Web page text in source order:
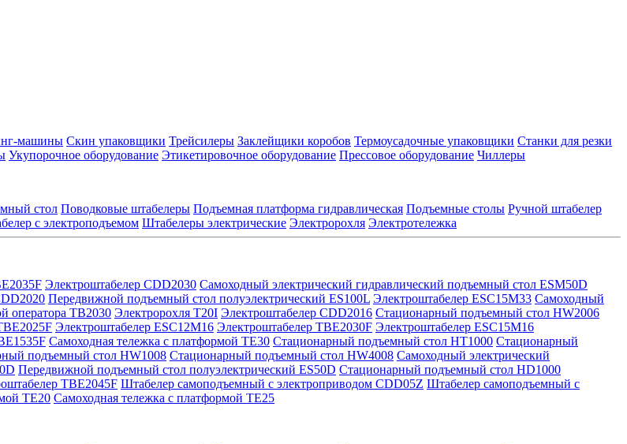
машины Скин упаковщики Трейсилеры Заклейщики коробов Термоусадочные упаковщики Станки для резки
Укупорочное оборудование Этикетировочное оборудование Прессовое оборудование Чиллеры
стол Поводковые штабелеры Подъемная платформа гидравлическая Подъемные столы Ручной штабелер
с электроподъемом Штабелеры электрические Электророхля Электротележка
Электроштабелер CDD2030 Самоходный электрический гидравлический подъемный стол ESM50D
Передвижной подъемный стол полуэлектрический ES100L Электроштабелер ESC15M33 Самоходный
оператора TB2030 Электророхля T20I Электроштабелер CDD2016 Стационарный подъемный стол HW2006
Электроштабелер ESC12M16 Электроштабелер TBE2030F Электроштабелер ESC15M16
Самоходная тележка с платформой TE30 Стационарный подъемный стол HT1000 Стационарный
подъемный стол HW1008 Стационарный подъемный стол HW4008 Самоходный электрический
Передвижной подъемный стол полуэлектрический ES50D Стационарный подъемный стол HD1000
TBE2045F Штабелер самоподъемный с электроприводом CDD05Z Штабелер самоподъемный с
TE20 Самоходная тележка с платформой TE25